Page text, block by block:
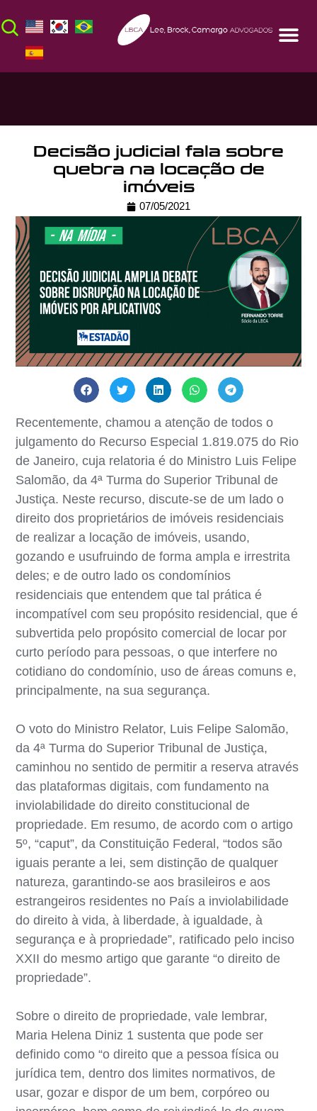
Decisão judicial fala sobre
quebra na locação de
imóveis
07/05/2021
Recentemente, chamou a atenção de todos o
julgamento do Recurso Especial 1.819.075 do Rio
de Janeiro, cuja relatoria é do Ministro Luis Felipe
Salomão, da 4ª Turma do Superior Tribunal de
Justiça. Neste recurso, discute-se de um lado o
direito dos proprietários de imóveis residenciais
de realizar a locação de imóveis, usando,
gozando e usufruindo de forma ampla e irrestrita
deles; e de outro lado os condomínios
residenciais que entendem que tal prática é
incompatível com seu propósito residencial, que é
subvertida pelo propósito comercial de locar por
curto período para pessoas, o que interfere no
cotidiano do condomínio, uso de áreas comuns e,
principalmente, na sua segurança.
O voto do Ministro Relator, Luis Felipe Salomão,
da 4ª Turma do Superior Tribunal de Justiça,
caminhou no sentido de permitir a reserva através
das plataformas digitais, com fundamento na
inviolabilidade do direito constitucional de
propriedade. Em resumo, de acordo com o artigo
5º, “caput”, da Constituição Federal, “todos são
iguais perante a lei, sem distinção de qualquer
natureza, garantindo-se aos brasileiros e aos
estrangeiros residentes no País a inviolabilidade
do direito à vida, à liberdade, à igualdade, à
segurança e à propriedade”, ratificado pelo inciso
XXII do mesmo artigo que garante “o direito de
propriedade”.
Sobre o direito de propriedade, vale lembrar,
Maria Helena Diniz 1 sustenta que pode ser
definido como “o direito que a pessoa física ou
jurídica tem, dentro dos limites normativos, de
usar, gozar e dispor de um bem, corpóreo ou